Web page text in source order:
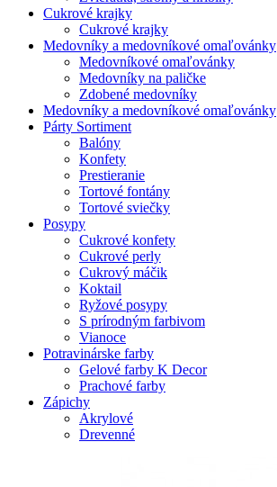
Cukrové krajky
Cukrové krajky
Medovníky a medovníkové omaľovánky
Medovníkové omaľovánky
Medovníky na paličke
Zdobené medovníky
Medovníky a medovníkové omaľovánky
Párty Sortiment
Balóny
Konfety
Prestieranie
Tortové fontány
Tortové sviečky
Posypy
Cukrové konfety
Cukrové perly
Cukrový máčik
Koktail
Ryžové posypy
S prírodným farbivom
Vianoce
Potravinárske farby
Gelové farby K Decor
Prachové farby
Zápichy
Akrylové
Drevenné